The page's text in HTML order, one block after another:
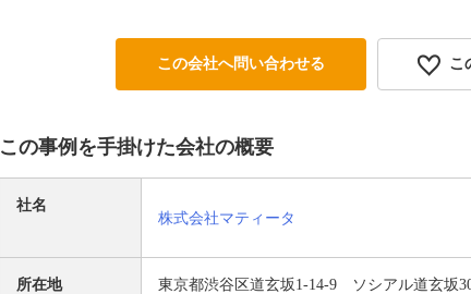
この会社へ問い合わせる こ
この事例を手掛けた会社の概要
社名
株式会社マティータ
所在地 東京都渋谷区道玄坂1-14-9 ソシアル道玄坂